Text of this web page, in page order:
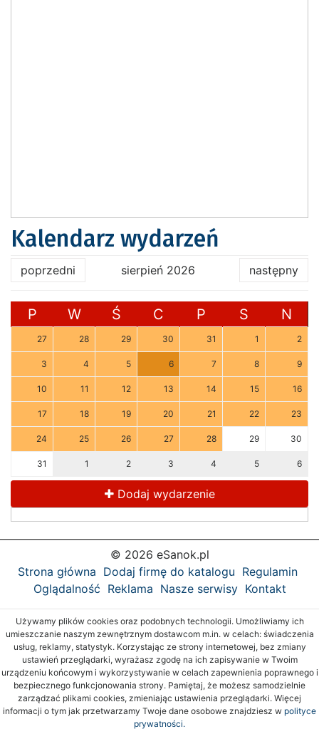
Kalendarz wydarzeń
poprzedni sierpień 2026 następny
P W Ś C P S N
27 28 29 30 31 1 2
3 4 5 6 7 8 9
10 11 12 13 14 15 16
17 18 19 20 21 22 23
24 25 26 27 28 29 30
31 1 2 3 4 5 6
Dodaj wydarzenie
© 2026 eSanok.pl
Strona główna Dodaj firmę do katalogu Regulamin
Oglądalność Reklama Nasze serwisy Kontakt
Używamy plików cookies oraz podobnych technologii. Umożliwiamy ich
umieszczanie naszym zewnętrznym dostawcom m.in. w celach: świadczenia
usług, reklamy, statystyk. Korzystając ze strony internetowej, bez zmiany
ustawień przeglądarki, wyrażasz zgodę na ich zapisywanie w Twoim
urządzeniu końcowym i wykorzystywanie w celach zapewnienia poprawnego i
bezpiecznego funkcjonowania strony. Pamiętaj, że możesz samodzielnie
zarządzać plikami cookies, zmieniając ustawienia przeglądarki. Więcej
informacji o tym jak przetwarzamy Twoje dane osobowe znajdziesz w polityce
prywatności.